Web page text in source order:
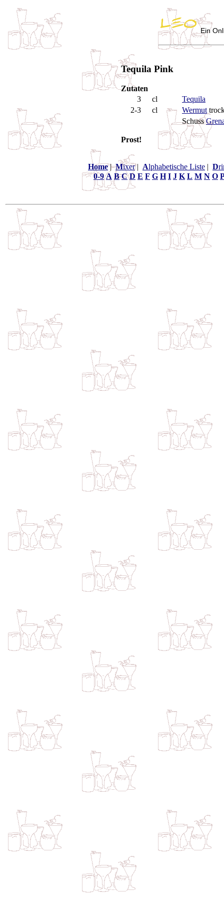
Ein
Tequila Pink
Zutaten
3
cl
Tequila
2-3
cl Wermut
Schuss
Prost!
Home|Mixer| Alphabetische Liste | D
0-9 A B C D E F G H I J K L M N O